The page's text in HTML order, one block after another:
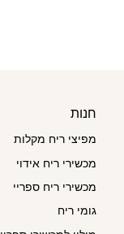
חנות
מפיצי ריח מקלות
מכשירי ריח אידוי
מכשירי ריח ספריי
גומי ריח